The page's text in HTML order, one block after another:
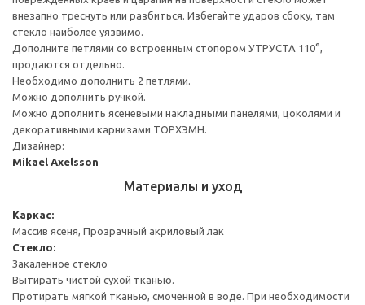
внезапно треснуть или разбиться. Избегайте ударов сбоку, там
стекло наиболее уязвимо.
Дополните петлями со встроенным стопором УТРУСТА 110°,
продаются отдельно.
Необходимо дополнить 2 петлями.
Можно дополнить ручкой.
Можно дополнить ясеневыми накладными панелями, цоколями и
декоративными карнизами ТОРХЭМН.
Дизайнер:
Mikael Axelsson
Материалы и уход
Каркас:
Массив ясеня, Прозрачный акриловый лак
Стекло:
Закаленное стекло
Вытирать чистой сухой тканью.
Протирать мягкой тканью, смоченной в воде. При необходимости